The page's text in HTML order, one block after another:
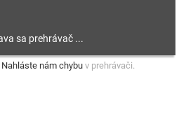
Nahláste nám chybu v prehrávači.